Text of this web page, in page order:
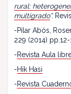
rural:
multigrado”.
-Pilar Abós,
229 (2014) pp.12-
-Revista Aula
-Hik Hasi
-Revista